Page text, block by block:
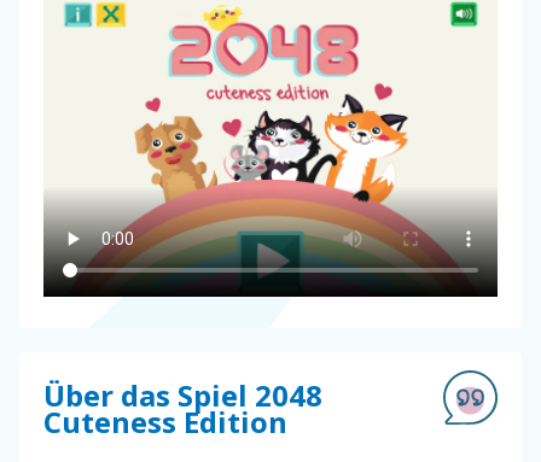
Über das Spiel 2048
Cuteness Edition